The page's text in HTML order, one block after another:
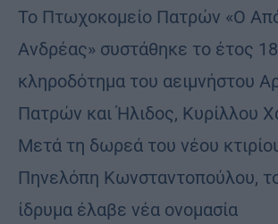
Το Πτωχοκομείο Πατρών «Ο
Ανδρέας» συστάθηκε το έτος
κληροδότημα του αειμνήστου
Πατρών και Ήλιδος, Κυρίλλου
Μετά τη δωρεά του νέου
Πηνελόπη Κωνσταντοπούλου,
ίδρυμα έλαβε νέα ονομασία